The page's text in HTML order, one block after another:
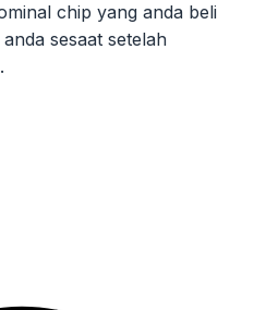
chip yang anda beli
sesaat setelah